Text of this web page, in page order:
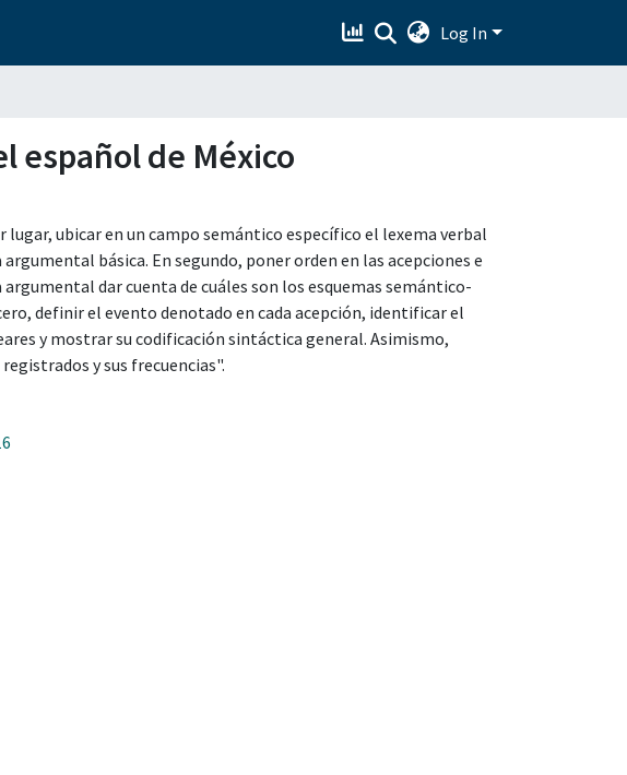
Log In
español de México
ubicar en un campo semántico específico el lexema verbal
básica. En segundo, poner orden en las acepciones e
dar cuenta de cuáles son los esquemas semántico-
definir el evento denotado en cada acepción, identificar el
y mostrar su codificación sintáctica general. Asimismo,
y sus frecuencias".